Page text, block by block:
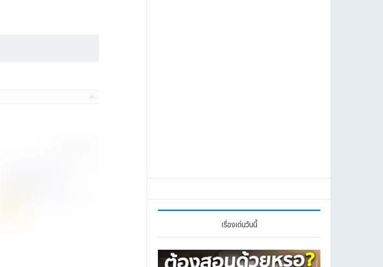
เรื่องเด่นวันนี้